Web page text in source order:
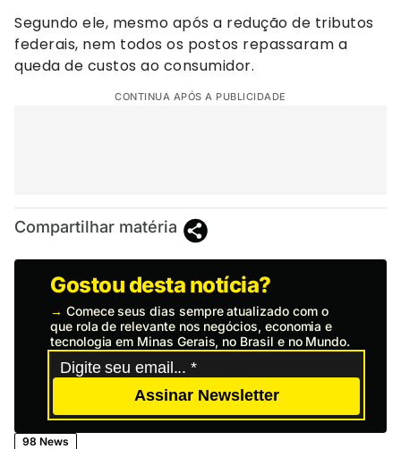
Segundo ele, mesmo após a redução de tributos
federais, nem todos os postos repassaram a
queda de custos ao consumidor.
CONTINUA APÓS A PUBLICIDADE
Compartilhar matéria
Gostou desta notícia?
→ Comece seus dias sempre atualizado com o
que rola de relevante nos negócios, economia e
tecnologia em Minas Gerais, no Brasil e no Mundo.
Assinar Newsletter
98 News